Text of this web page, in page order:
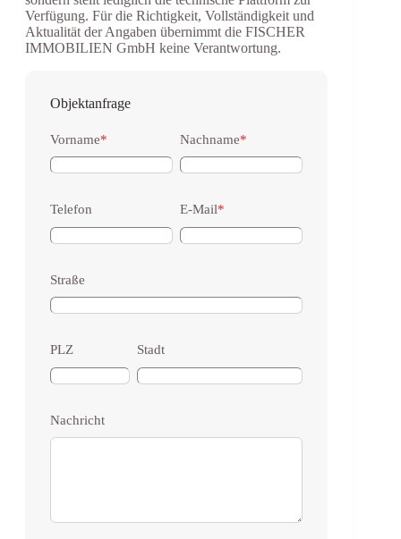
Verfügung. Für die Richtigkeit, Vollständigkeit und
Aktualität der Angaben übernimmt die FISCHER
IMMOBILIEN GmbH keine Verantwortung.
Objektanfrage
Vorname* Nachname*
Telefon E-Mail*
Straße
PLZ Stadt
Nachricht